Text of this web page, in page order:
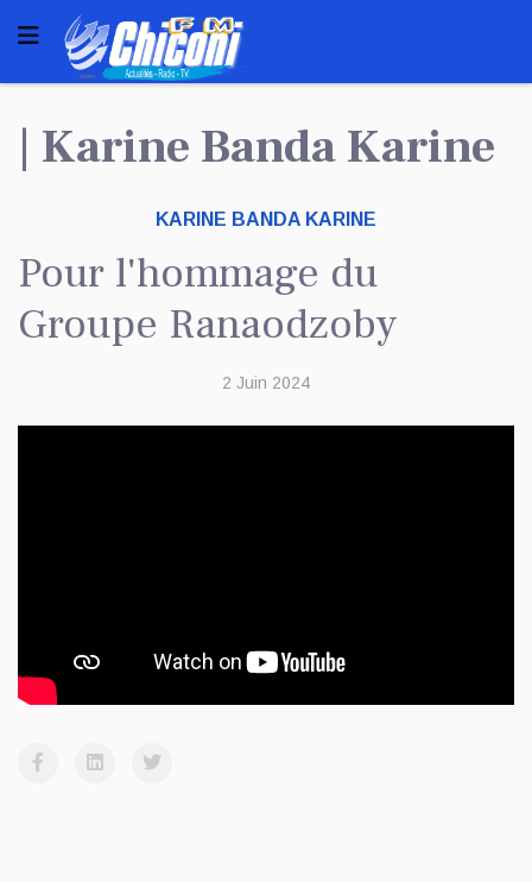
| Karine Banda Karine
KARINE BANDA KARINE
Pour l'hommage du
Groupe Ranaodzoby
2 Juin 2024